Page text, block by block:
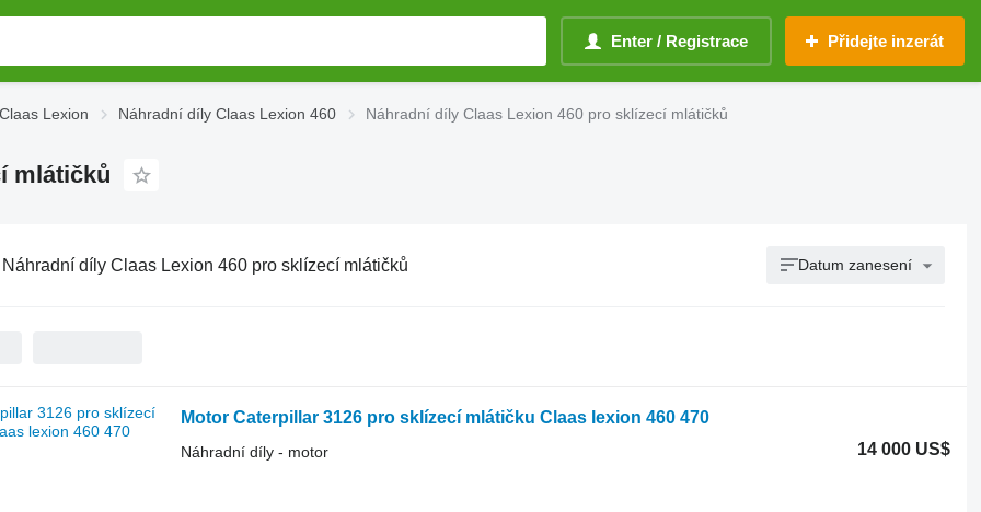
Enter / Registrace Přidejte inzerát
Lexion Náhradní díly Claas Lexion 460 Náhradní díly Claas Lexion 460 pro sklízecí mlátičků
mlátičků
Náhradní díly Claas Lexion 460 pro sklízecí mlátičků Datum zanesení
Motor Caterpillar 3126 pro sklízecí mlátičku Claas lexion 460 470
14 000 US$
Náhradní díly - motor